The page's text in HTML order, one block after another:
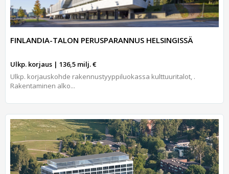
FINLANDIA-TALON PERUSPARANNUS HELSINGISSÄ
Ulkp. korjaus | 136,5 milj. €
Ulkp. korjauskohde rakennustyyppiluokassa kulttuuritalot, .
Rakentaminen alko...